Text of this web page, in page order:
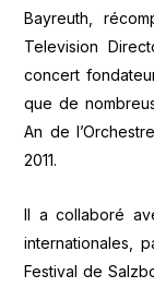
Bayreuth,
Television
concert
que de
An de
2011.
Il a collaboré
internationales,
Festival de